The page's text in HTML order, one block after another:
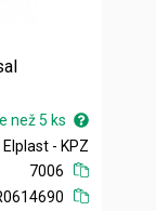
než 5 ks
Elplast - KPZ
7006